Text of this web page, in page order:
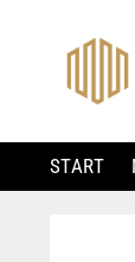
START